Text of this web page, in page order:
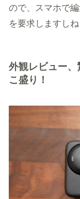
ので、スマホで
を要求しますし
外観レビュー
こ盛り！